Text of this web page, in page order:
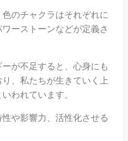
のチャクラはそれぞれに
ーストーンなどが定義さ
が不足すると、心身にも
、私たちが生きていく上
われています。
や影響力、活性化させる